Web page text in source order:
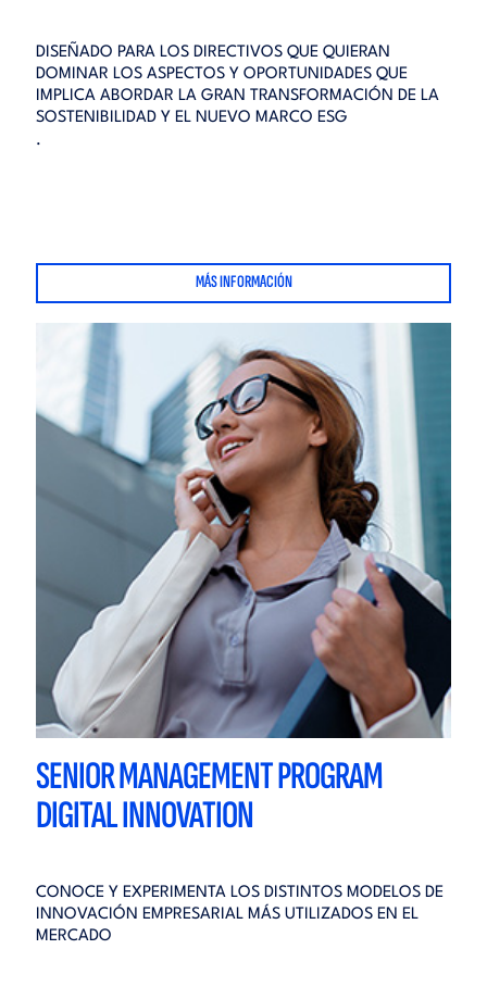
DISEÑADO PARA LOS DIRECTIVOS QUE QUIERAN
DOMINAR LOS ASPECTOS Y OPORTUNIDADES QUE
IMPLICA ABORDAR LA GRAN TRANSFORMACIÓN DE LA
SOSTENIBILIDAD Y EL NUEVO MARCO ESG
.
MÁS INFORMACIÓN
SENIOR MANAGEMENT PROGRAM
DIGITAL INNOVATION
CONOCE Y EXPERIMENTA LOS DISTINTOS MODELOS DE
INNOVACIÓN EMPRESARIAL MÁS UTILIZADOS EN EL
MERCADO